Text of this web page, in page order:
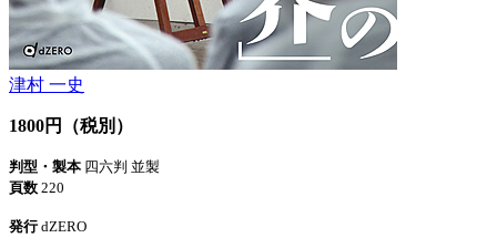
津村 一史
1800円（税別）
判型・製本 四六判 並製
頁数 220
発行dZERO